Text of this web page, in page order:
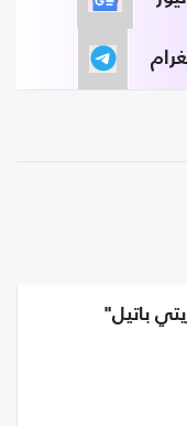
باتيل"